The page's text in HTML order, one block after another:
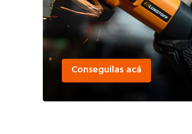
Conseguilas acá